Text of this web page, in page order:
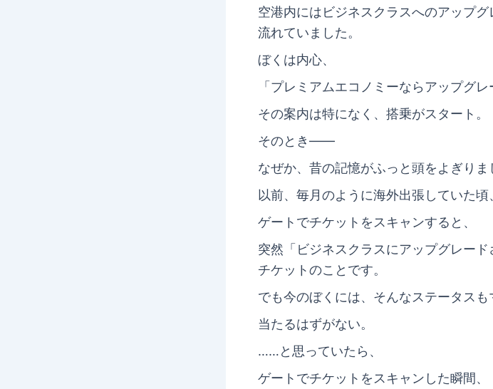
空港内にはビジネスクラスへのアップ
流れていました。
ぼくは内心、
「プレミアムエコノミーならアップグ
その案内は特になく、搭乗がスタート。
そのとき――
なぜか、昔の記憶がふっと頭をよぎりま
以前、毎月のように海外出張していた頃
ゲートでチケットをスキャンすると、
突然「ビジネスクラスにアップグレー
チケットのことです。
でも今のぼくには、そんなステータスも
当たるはずがない。
……と思っていたら、
ゲートでチケットをスキャンした瞬間、